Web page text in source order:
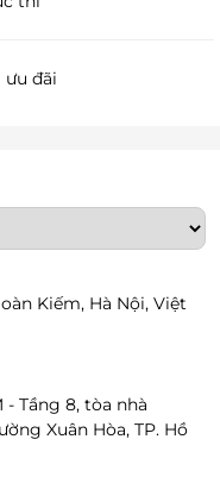
đãi
Kiếm, Hà Nội, Việt
Tầng 8, tòa nhà
Xuân Hòa, TP. Hồ